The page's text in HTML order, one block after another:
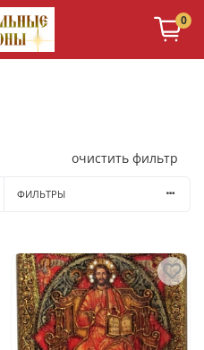
0
очистить фильтр
ФИЛЬТРЫ